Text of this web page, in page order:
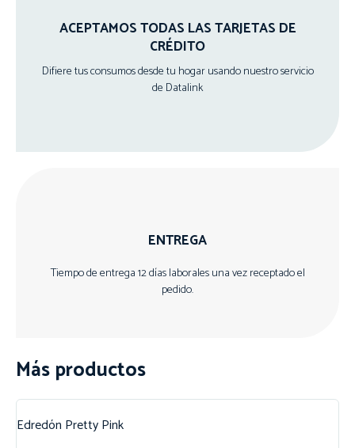
ACEPTAMOS TODAS LAS TARJETAS DE
CRÉDITO
Difiere tus consumos desde tu hogar usando nuestro servicio
de Datalink
ENTREGA
Tiempo de entrega 12 días laborales una vez receptado el
pedido.
Más productos
Edredón Pretty Pink